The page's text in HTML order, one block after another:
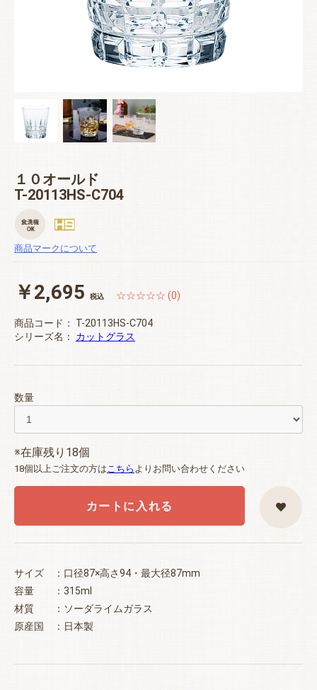
１０オールド
T-20113HS-C704
商品マークについて
￥2,695 税込 ☆☆☆☆☆ (0)
商品コード： T-20113HS-C704
シリーズ名： カットグラス
数量
※在庫残り18個
18個以上ご注文の方はこちら よりお問い合わせください
カートに入れる
サイズ ：口径87×高さ94・最大径87mm
容量 ：315ml
材質 ：ソーダライムガラス
原産国 ：日本製